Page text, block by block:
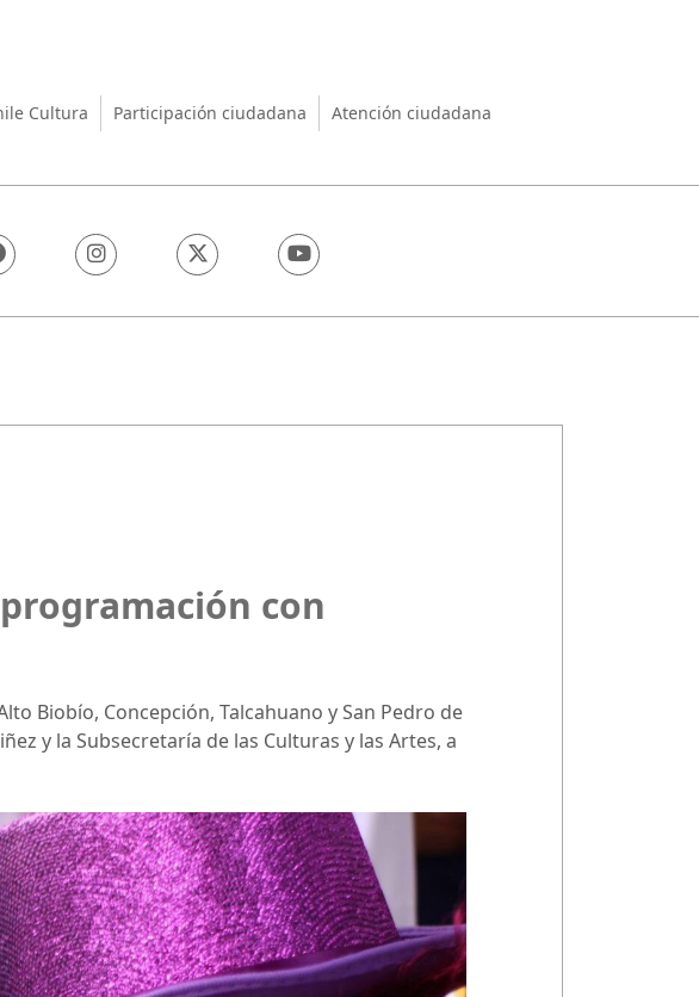
Cultura Participación ciudadana Atención ciudadana
con
Biobío, Concepción, Talcahuano y San Pedro de
y la Subsecretaría de las Culturas y las Artes, a